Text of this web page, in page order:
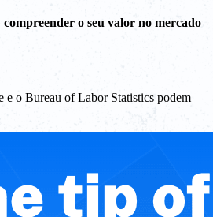
compreender o seu valor no mercado
e o Bureau of Labor Statistics podem